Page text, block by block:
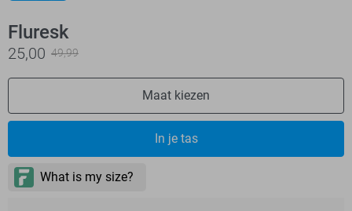
Fluresk
25,00 49,99
Maat kiezen
In je tas